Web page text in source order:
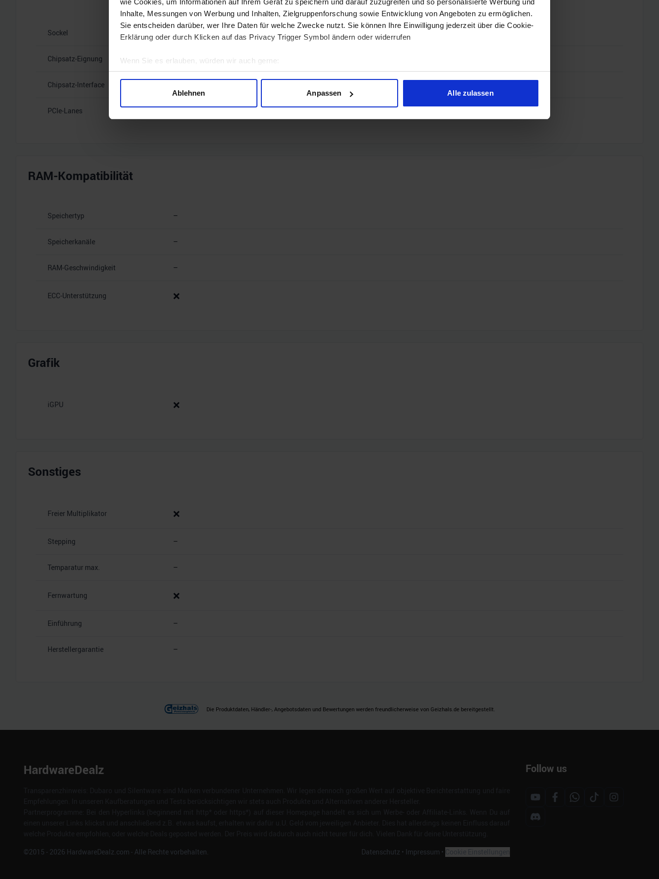
Inhalte, Messungen von Werbung und Inhalten, Zielgruppenforschung sowie Entwicklung von Angeboten zu ermöglichen.
Sie entscheiden darüber, wer Ihre Daten für welche Zwecke nutzt. Sie können Ihre Einwilligung jederzeit über die Cookie-
Erklärung oder durch Klicken auf das Privacy Trigger Symbol ändern oder widerrufen
Wenn Sie es erlauben, würden wir auch gerne:
Informationen über Ihre geografische Lage erfassen, welche bis auf einige Meter genau sein können
Erfahren Sie mehr darüber, wie Ihre persönlichen Daten verarbeitet werden, und legen Sie Ihre Präferenzen im
möglicherweise mit weiteren Daten zusammen, die Sie ihnen bereitgestellt haben oder die sie im Rahmen Ihrer Nutzung
der Dienste gesammelt haben.
Ablehnen Anpassen Alle zulassen
Sockel –
Chipsatz-Eignung –
Chipsatz-Interface
PCIe-Lanes –
RAM-Kompatibilität
Speichertyp –
Speicherkanäle –
RAM-Geschwindigkeit –
ECC-Unterstützung ❌
Grafik
iGPU ❌
Sonstiges
Freier Multiplikator ❌
Stepping –
Temparatur max. –
Fernwartung ❌
Einführung –
Herstellergarantie –
Die Produktdaten, Händler-, Angebotsdaten und Bewertungen werden freundlicherweise von Geizhals.de bereitgestellt.
HardwareDealz
©2015 - 2026 HardwareDealz.com - Alle Rechte vorbehalten. Datenschutz • Impressum •
Follow us